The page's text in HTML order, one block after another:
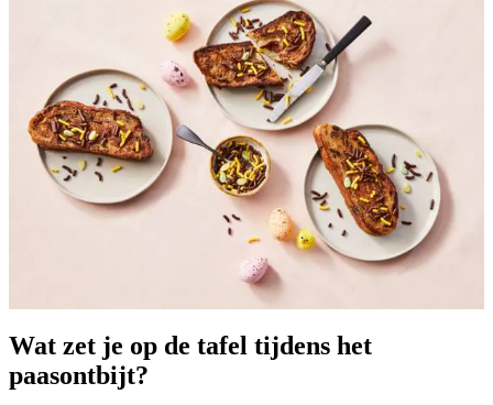
Wat zet je op de tafel tijdens het
paasontbijt?